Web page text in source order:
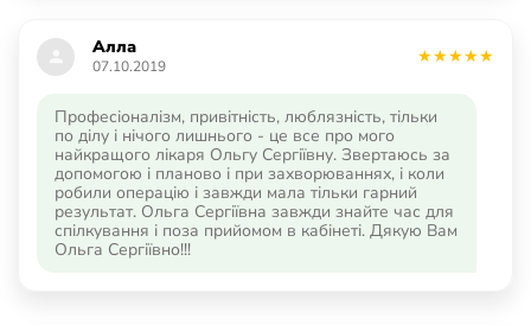
Професіоналізм, привітність, люблязність, тільки
по ділу і нічого лишнього - це все про мого
найкращого лікаря Ольгу Сергіївну. Звертаюсь за
допомогою і планово і при захворюваннях, і коли
робили операцію і завжди мала тільки гарний
результат. Ольга Сергіївна завжди знайте час для
спілкування і поза прийомом в кабінеті. Дякую Вам
Ольга Сергіївно!!!
07.10.2019
Алла